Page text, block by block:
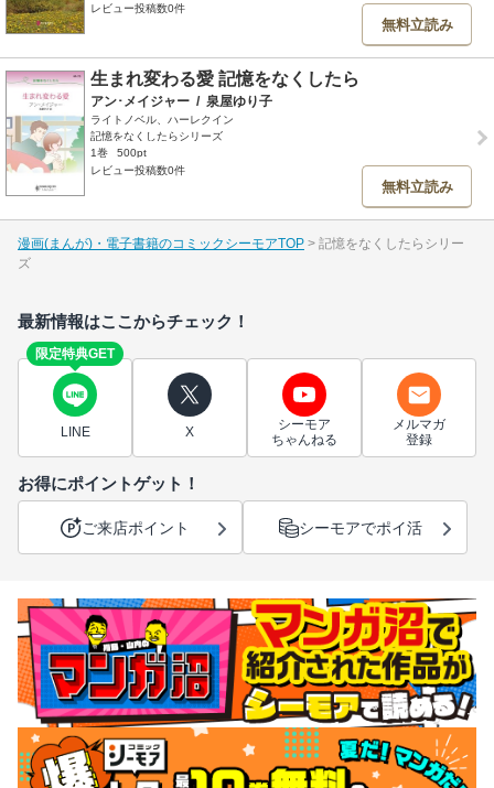
レビュー投稿数0件
無料立読み
生まれ変わる愛 記憶をなくしたら
アン･メイジャー / 泉屋ゆり子
ライトノベル、ハーレクイン
記憶をなくしたらシリーズ
1巻
500pt
レビュー投稿数0件
無料立読み
漫画(まんが)・電子書籍のコミックシーモアTOP
記憶をなくしたらシリー
ズ
最新情報はここからチェック！
限定特典GET
LINE X
シーモア
ちゃんねる
メルマガ
登録
お得にポイントゲット！
ご来店ポイント シーモアでポイ活